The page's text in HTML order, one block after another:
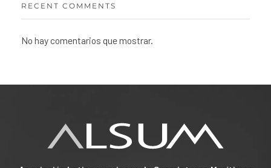
RECENT COMMENTS
No hay comentarios que mostrar.